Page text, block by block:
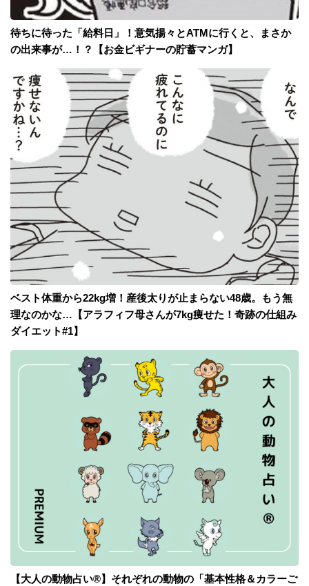
待ちに待った「給料日」！意気揚々とATMに行くと、まさか
の出来事が…！？【お金ビギナーの貯蓄マンガ】
ベスト体重から22kg増！産後太りが止まらない48歳。もう無
理なのかな…【アラフィフ母さんが7kg痩せた！奇跡の仕組み
ダイエット#1】
【大人の動物占い®】それぞれの動物の「基本性格＆カラーご